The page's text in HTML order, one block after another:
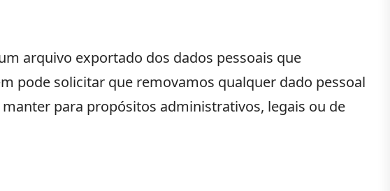
arquivo exportado dos dados pessoais que
pode solicitar que removamos qualquer dado pessoal
para propósitos administrativos, legais ou de